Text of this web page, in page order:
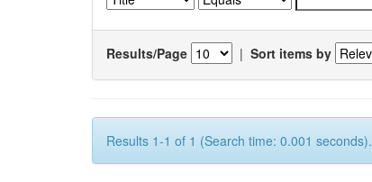
Results/Page | Sort items by
Results 1-1 of 1 (Search time: 0.001 seconds).